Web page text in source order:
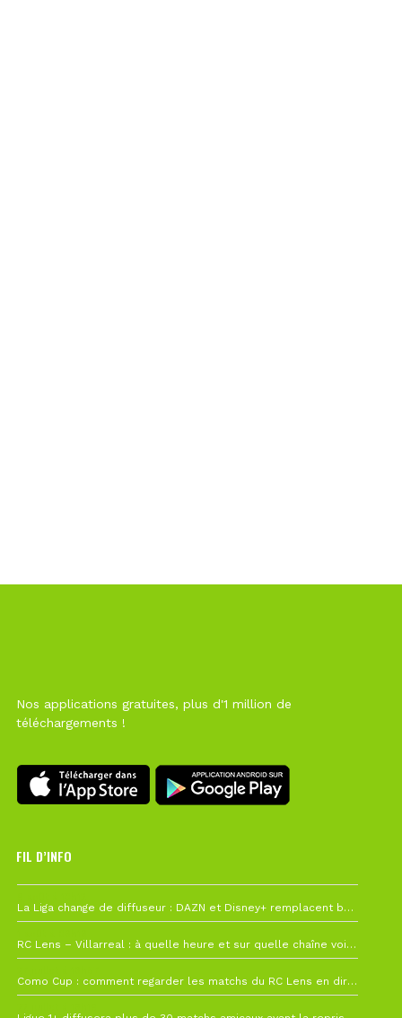
Nos applications gratuites, plus d'1 million de
téléchargements !
FIL D’INFO
La Liga change de diffuseur : DAZN et Disney+ remplacent beIN Sports !
RC Lens – Villarreal : à quelle heure et sur quelle chaîne voir la finale de la Como Cup ?
Como Cup : comment regarder les matchs du RC Lens en direct ?